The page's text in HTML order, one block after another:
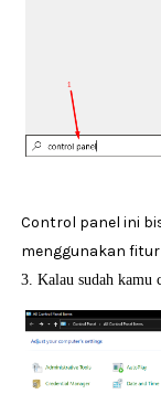
Control panel ini
menggunakan
3. Kalau sudah kamu